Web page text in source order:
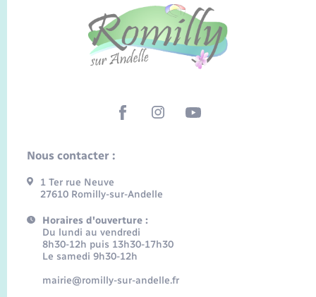
Nous contacter :
1 Ter rue Neuve
27610 Romilly-sur-Andelle
Horaires d'ouverture :
Du lundi au vendredi
8h30-12h puis 13h30-17h30
Le samedi 9h30-12h
mairie@romilly-sur-andelle.fr